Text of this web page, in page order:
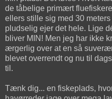
de tåbelige primært
ellers stille sig med 30
pludselig ejer det hele. Lige
bliver MIN! Men jeg har ikke
ærgerlig over at en så
blevet overrendt og nu til
til.
Tænk dig... en fiskeplads,